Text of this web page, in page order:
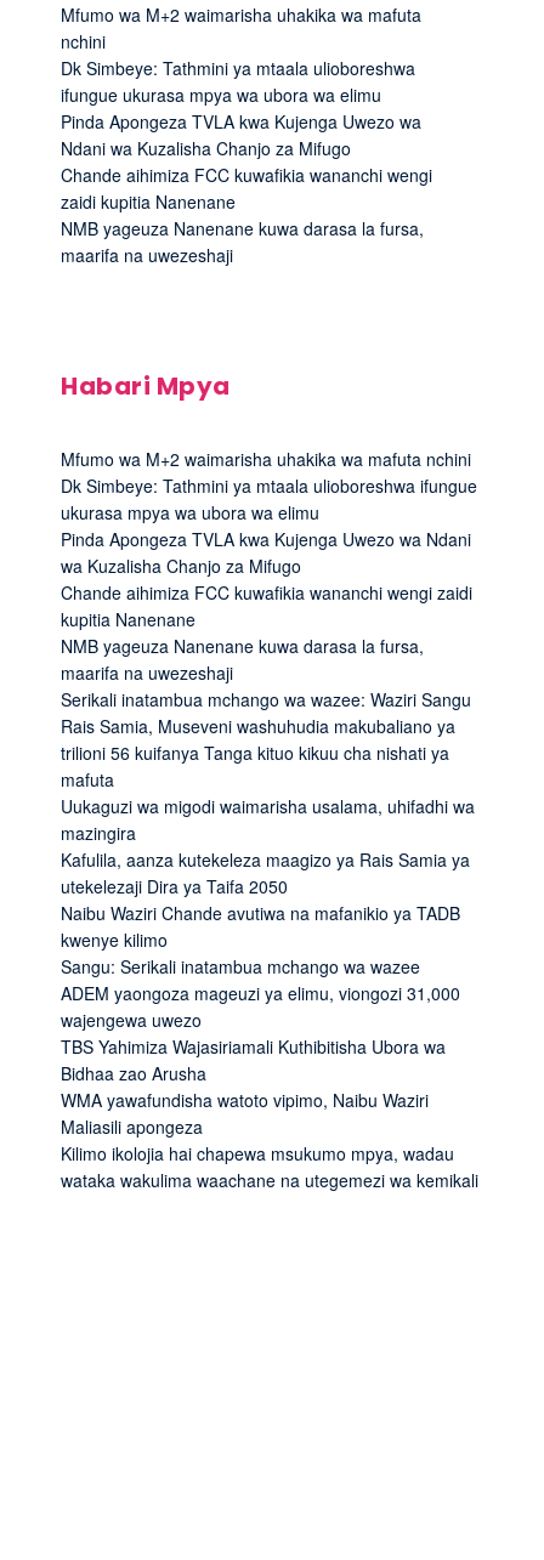
Mfumo wa M+2 waimarisha uhakika wa mafuta
nchini
Dk Simbeye: Tathmini ya mtaala ulioboreshwa
ifungue ukurasa mpya wa ubora wa elimu
Pinda Apongeza TVLA kwa Kujenga Uwezo wa
Ndani wa Kuzalisha Chanjo za Mifugo
Chande aihimiza FCC kuwafikia wananchi wengi
zaidi kupitia Nanenane
NMB yageuza Nanenane kuwa darasa la fursa,
maarifa na uwezeshaji
Habari Mpya
Mfumo wa M+2 waimarisha uhakika wa mafuta nchini
Dk Simbeye: Tathmini ya mtaala ulioboreshwa ifungue
ukurasa mpya wa ubora wa elimu
Pinda Apongeza TVLA kwa Kujenga Uwezo wa Ndani
wa Kuzalisha Chanjo za Mifugo
Chande aihimiza FCC kuwafikia wananchi wengi zaidi
kupitia Nanenane
NMB yageuza Nanenane kuwa darasa la fursa,
maarifa na uwezeshaji
Serikali inatambua mchango wa wazee: Waziri Sangu
Rais Samia, Museveni washuhudia makubaliano ya
trilioni 56 kuifanya Tanga kituo kikuu cha nishati ya
mafuta
Uukaguzi wa migodi waimarisha usalama, uhifadhi wa
mazingira
Kafulila, aanza kutekeleza maagizo ya Rais Samia ya
utekelezaji Dira ya Taifa 2050
Naibu Waziri Chande avutiwa na mafanikio ya TADB
kwenye kilimo
Sangu: Serikali inatambua mchango wa wazee
ADEM yaongoza mageuzi ya elimu, viongozi 31,000
wajengewa uwezo
TBS Yahimiza Wajasiriamali Kuthibitisha Ubora wa
Bidhaa zao Arusha
WMA yawafundisha watoto vipimo, Naibu Waziri
Maliasili apongeza
Kilimo ikolojia hai chapewa msukumo mpya, wadau
wataka wakulima waachane na utegemezi wa kemikali